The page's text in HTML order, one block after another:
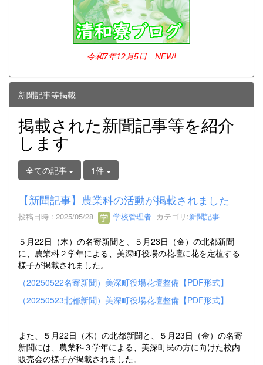
令和7年12月5日 NEW!
新聞記事等掲載
掲載された新聞記事等を紹介
します
全ての記事 1件
【新聞記事】農業科の活動が掲載されました
投稿日時 : 2025/05/28 学校管理者 カテゴリ:新聞記事
５月22日（木）の名寄新聞と、５月23日（金）の北都新聞
に、農業科２学年による、美深町役場の花壇に花を定植する
様子が掲載されました。
（20250522名寄新聞）美深町役場花壇整備【PDF形式】
（20250523北都新聞）美深町役場花壇整備【PDF形式】
また、５月22日（木）の北都新聞と、５月23日（金）の名寄
新聞には、農業科３学年による、美深町民の方に向けた校内
販売会の様子が掲載されました。